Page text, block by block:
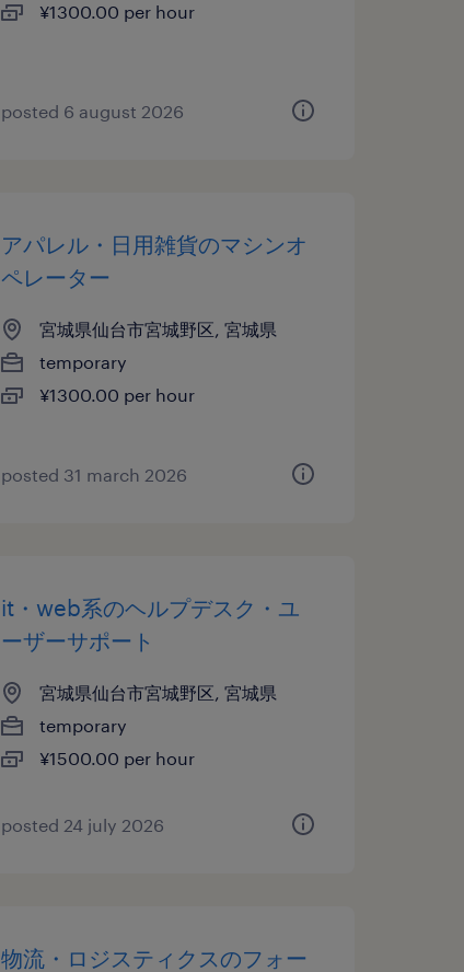
¥1300.00 per hour
posted 6 august 2026
アパレル・日用雑貨のマシンオ
ペレーター
宮城県仙台市宮城野区, 宮城県
temporary
¥1300.00 per hour
posted 31 march 2026
it・web系のヘルプデスク・ユ
ーザーサポート
宮城県仙台市宮城野区, 宮城県
temporary
¥1500.00 per hour
posted 24 july 2026
物流・ロジスティクスのフォー